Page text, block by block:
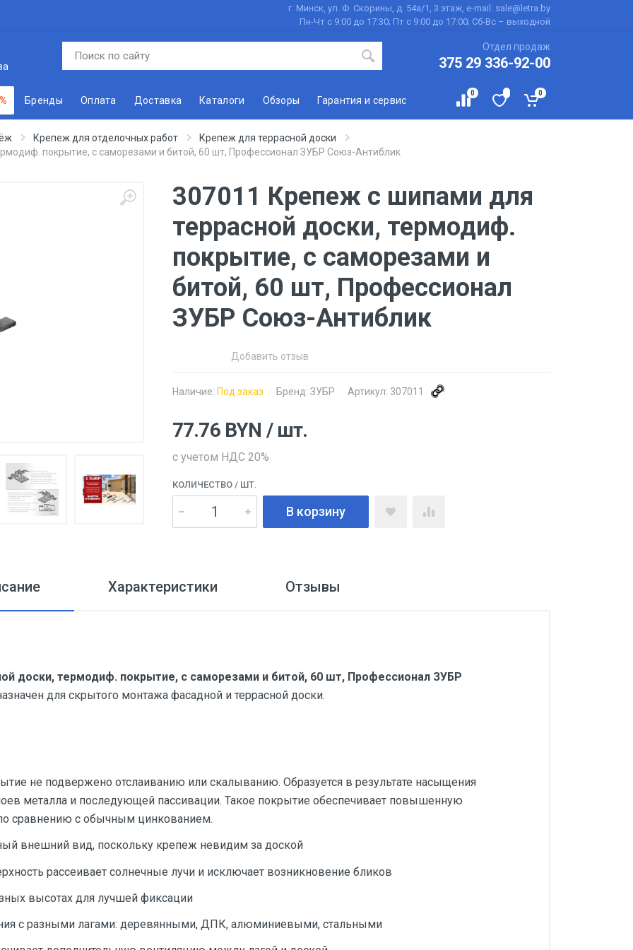
г. Минск, ул. Ф. Скорины, д. 54а/1, 3 этаж, e-mail: sale@letra.by
Пн-Чт с 9:00 до 17:30; Пт с 9:00 до 17:00; Сб-Вс – выходной
Отдел продаж
375 29 336-92-00
Бренды Оплата Доставка Каталоги Обзоры Гарантия и сервис
0 0
Крепеж для отделочных работ
Крепеж для террасной доски
покрытие, с саморезами и битой, 60 шт, Профессионал ЗУБР Союз-Антиблик
307011 Крепеж с шипами для
террасной доски, термодиф.
покрытие, с саморезами и
битой, 60 шт, Профессионал
ЗУБР Союз-Антиблик
Добавить отзыв
Наличие: Под заказ Бренд: ЗУБР Артикул: 307011
77.76 BYN / шт.
с учетом НДС 20%
КОЛИЧЕСТВО / ШТ.
В корзину
Характеристики Отзывы
доски, термодиф. покрытие, с саморезами и битой, 60 шт, Профессионал ЗУБР
для скрытого монтажа фасадной и террасной доски.
не подвержено отслаиванию или скалыванию. Образуется в результате насыщения
металла и последующей пассивации. Такое покрытие обеспечивает повышенную
сравнению с обычным цинкованием.
внешний вид, поскольку крепеж невидим за доской
рассеивает солнечные лучи и исключает возникновение бликов
высотах для лучшей фиксации
с разными лагами: деревянными, ДПК, алюминиевыми, стальными